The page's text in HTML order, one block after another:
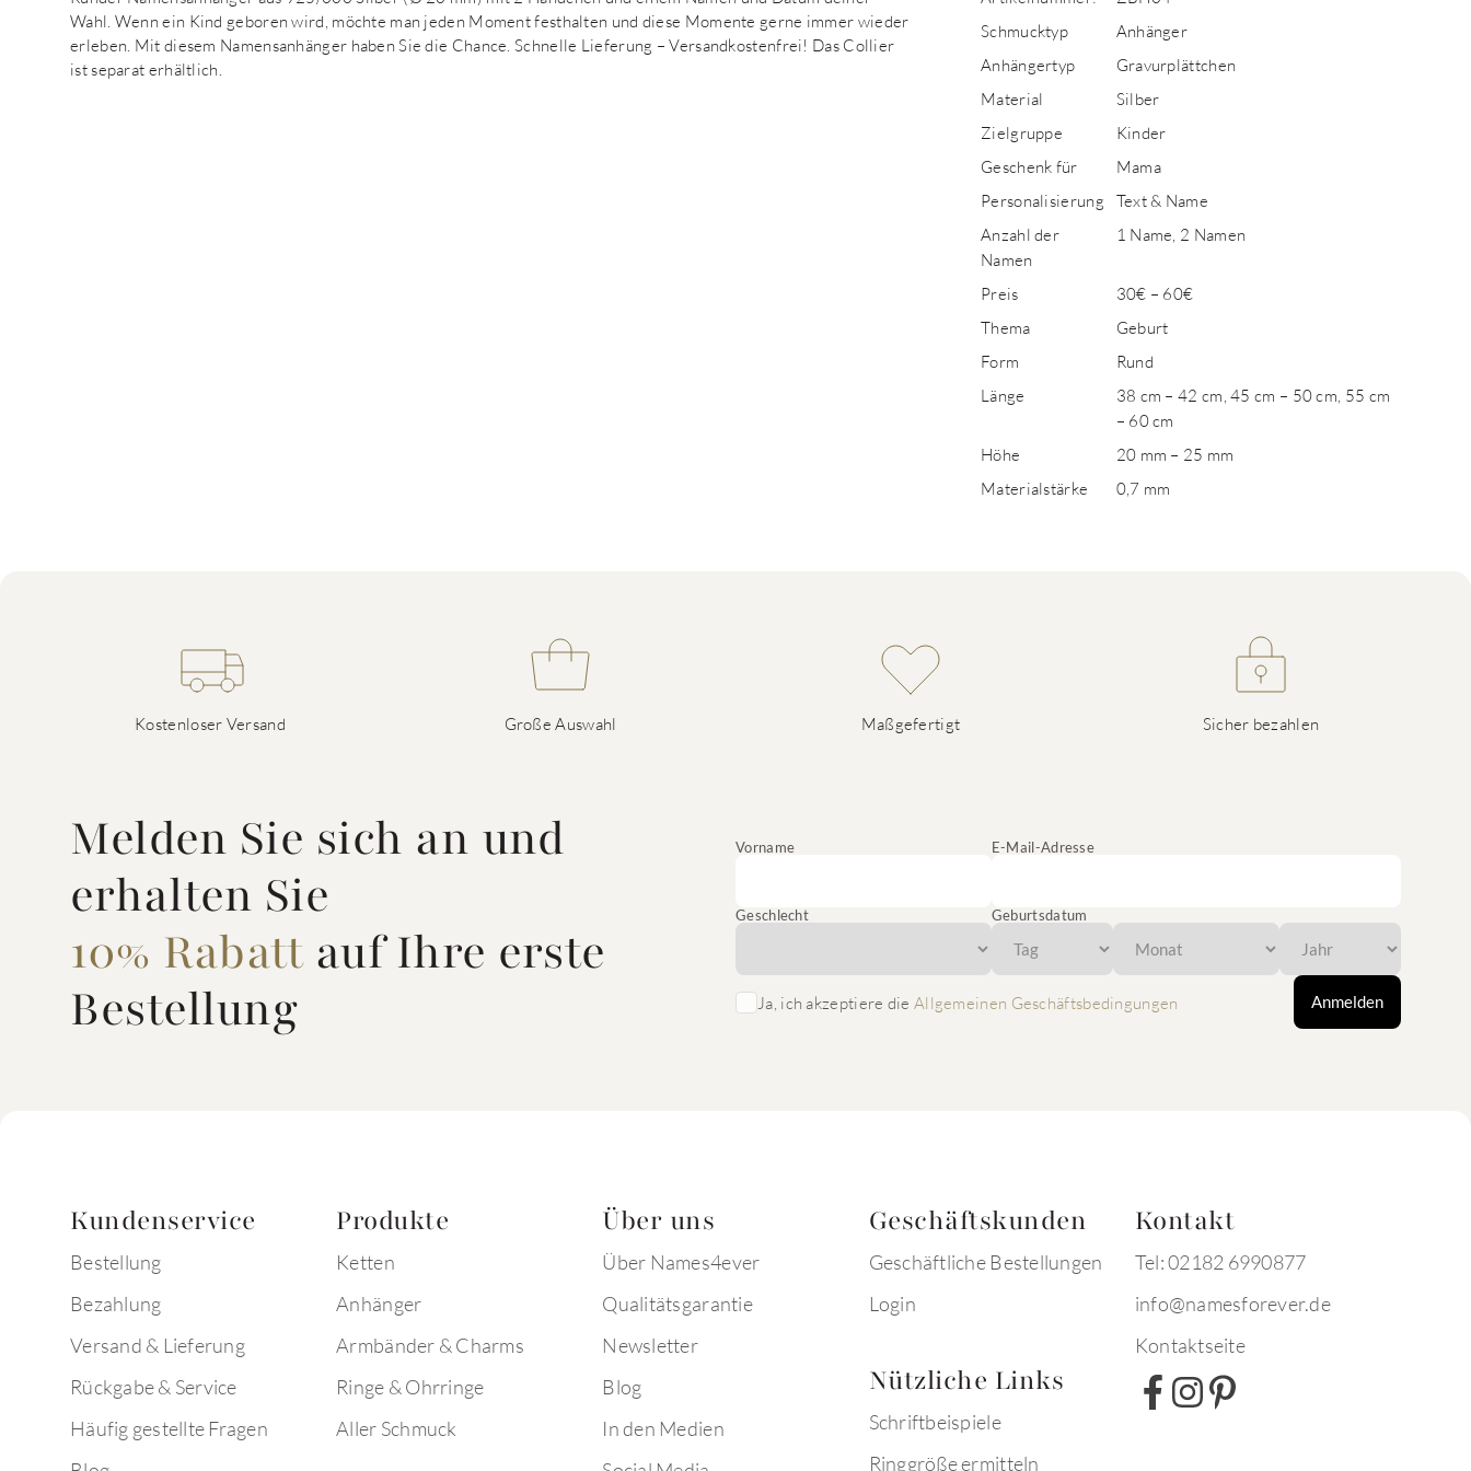
Wahl. Wenn ein Kind geboren wird, möchte man jeden Moment festhalten und diese Momente gerne immer wieder
erleben. Mit diesem Namensanhänger haben Sie die Chance. Schnelle Lieferung – Versandkostenfrei! Das Collier
ist separat erhältlich.
Schmucktyp
Anhänger
Anhängertyp
Gravurplättchen
Material
Silber
Zielgruppe
Kinder
Geschenk für
Mama
Personalisierung
Text & Name
Anzahl der
Namen
1 Name, 2 Namen
Preis
30€ – 60€
Thema
Geburt
Form
Rund
Länge
38 cm – 42 cm, 45 cm – 50 cm, 55 cm
– 60 cm
Höhe
20 mm – 25 mm
Materialstärke
0,7 mm
Kostenloser Versand Große Auswahl Maßgefertigt Sicher bezahlen
Melden Sie sich an und
erhalten Sie
10% Rabattauf Ihre erste
Bestellung
Vorname E-Mail-Adresse
Geschlecht Geburtsdatum
Ja, ich akzeptiere die Allgemeinen Geschäftsbedingungen Anmelden
Kundenservice
Bestellung
Bezahlung
Versand & Lieferung
Rückgabe & Service
Häufig gestellte Fragen
Produkte
Ketten
Anhänger
Armbänder & Charms
Ringe & Ohrringe
Aller Schmuck
Über uns
Über Names4ever
Qualitätsgarantie
Newsletter
Blog
In den Medien
Geschäftskunden
Geschäftliche Bestellungen
Login
Nützliche Links
Schriftbeispiele
Ringgröße ermitteln
Kontakt
Tel: 02182 6990877
info@namesforever.de
Kontaktseite